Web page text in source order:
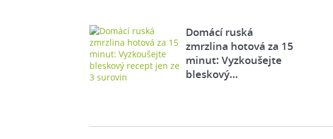
Domácí ruská
zmrzlina hotová za 15
minut: Vyzkoušejte
bleskový…